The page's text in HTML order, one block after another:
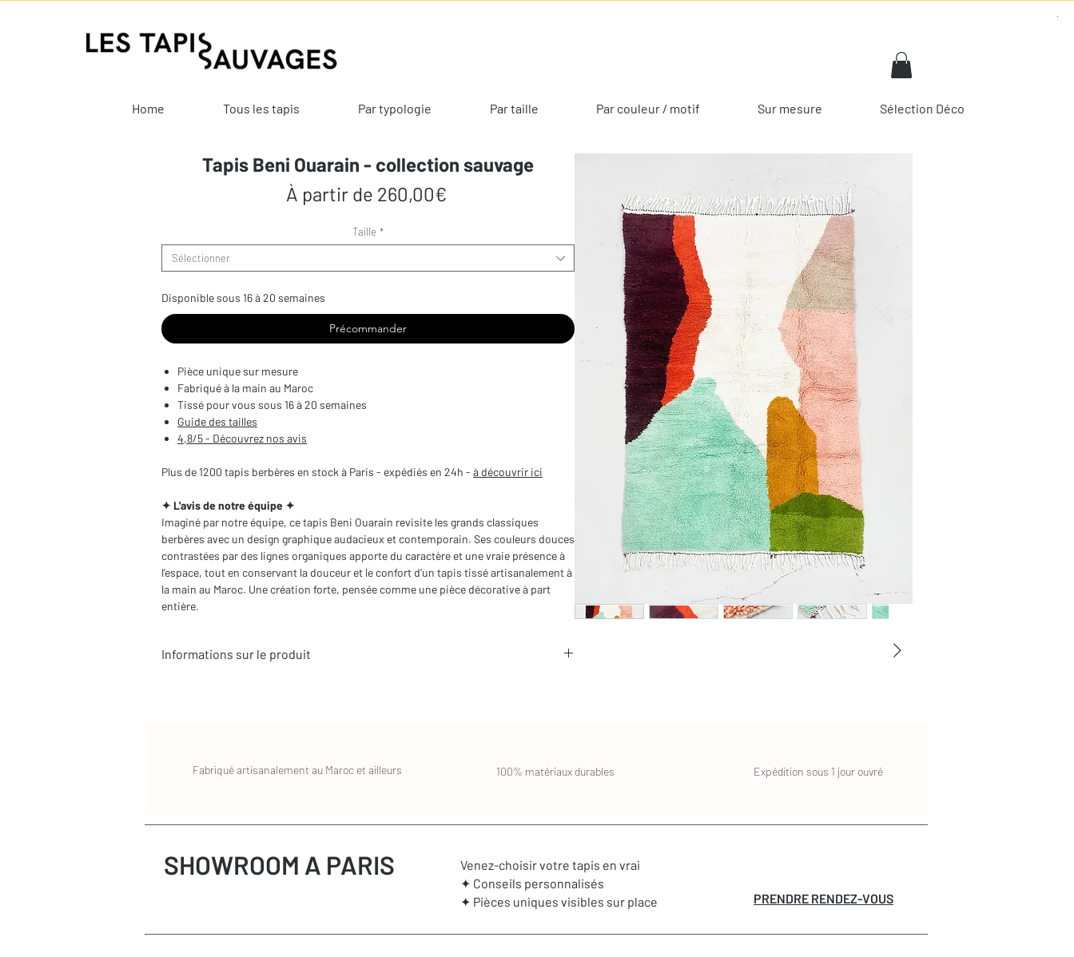
Home Tous les tapis Par typologie Par taille Par couleur / motif Sur mesure Sélection Déco
Tapis Beni Ouarain - collection sauvage
À partir de 260,00€Prix
Taille *
Sélectionner
Disponible sous 16 à 20 semaines
Précommander
Pièce unique sur mesure
Fabriqué à la main au Maroc
Tissé pour vous sous 16 à 20 semaines
Guide des tailles
4,8/5 - Découvrez nos avis
Plus de 1200 tapis berbères en stock à Paris - expédiés en 24h - à découvrir ici
✦ L'avis de notre équipe ✦
Imaginé par notre équipe, ce tapis Beni Ouarain revisite les grands classiques
berbères avec un design graphique audacieux et contemporain. Ses couleurs douces
contrastées par des lignes organiques apporte du caractère et une vraie présence à
l’espace, tout en conservant la douceur et le confort d’un tapis tissé artisanalement à
la main au Maroc. Une création forte, pensée comme une pièce décorative à part
entière.
Informations sur le produit
douceur incomparable. Moelleux et chaleureux, ils apportent immédiatement confort
et caractère à votre intérieur. Parfaits dans un salon pour une ambiance cosy ou
dans une chambre pour un réveil tout en douceur, les tapis Beni Ouarain s’adaptent
minimalistes, ils existent aussi aujourd’hui dans des versions unies ou colorées,
Fabriqué artisanalement au Maroc et ailleurs 100% matériaux durables Expédition sous 1 jour ouvré
SHOWROOM A PARIS
Venez-choisir votre tapis en vrai
✦ Conseils personnalisés
✦ Pièces uniques visibles sur place
PRENDRE RENDEZ-VOUS